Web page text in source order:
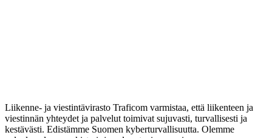
Liikenne- ja viestintävirasto Traficom varmistaa, että liikenteen ja
viestinnän yhteydet ja palvelut toimivat sujuvasti, turvallisesti ja
kestävästi. Edistämme Suomen kyberturvallisuutta. Olemme